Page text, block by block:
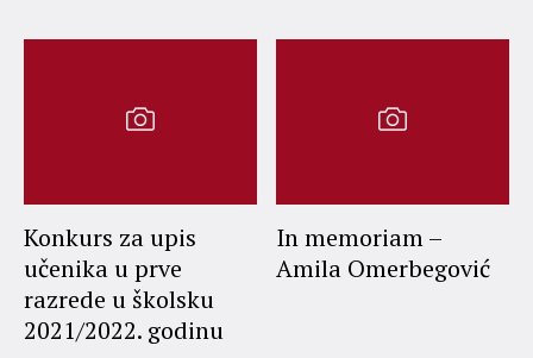
Konkurs za upis
učenika u prve
razrede u školsku
2021/2022. godinu
In memoriam –
Amila Omerbegović